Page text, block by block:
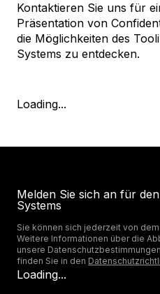
Kontaktieren Sie uns für
Präsentation von
die Möglichkeiten des
Systems zu entdecken.
Loading...
Melden Sie sich an für
Systems
Sie können sich jederzeit von
Weitere Informationen über die
unsere
finden Sie in den
Loading...